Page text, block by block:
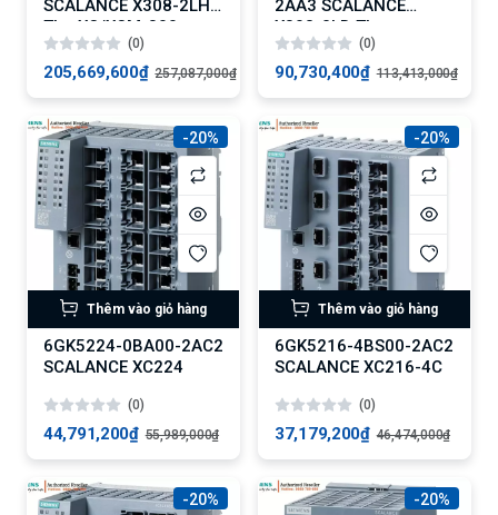
SCALANCE X308-2LH+
The XC/XCM-300
(0)
205,669,600₫ 257,087,000₫
2AA3 SCALANCE
X308-2LD The
XC/XCM-300
(0)
90,730,400₫ 113,413,000₫
-20%
Thêm vào giỏ hàng
6GK5224-0BA00-2AC2
SCALANCE XC224
(0)
44,791,200₫ 55,989,000₫
-20%
Thêm vào giỏ hàng
6GK5216-4BS00-2AC2
SCALANCE XC216-4C
(0)
37,179,200₫ 46,474,000₫
-20% -20%